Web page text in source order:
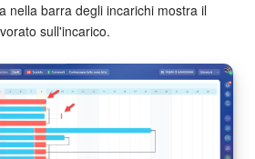
nella barra degli incarichi mostra il
sull'incarico.